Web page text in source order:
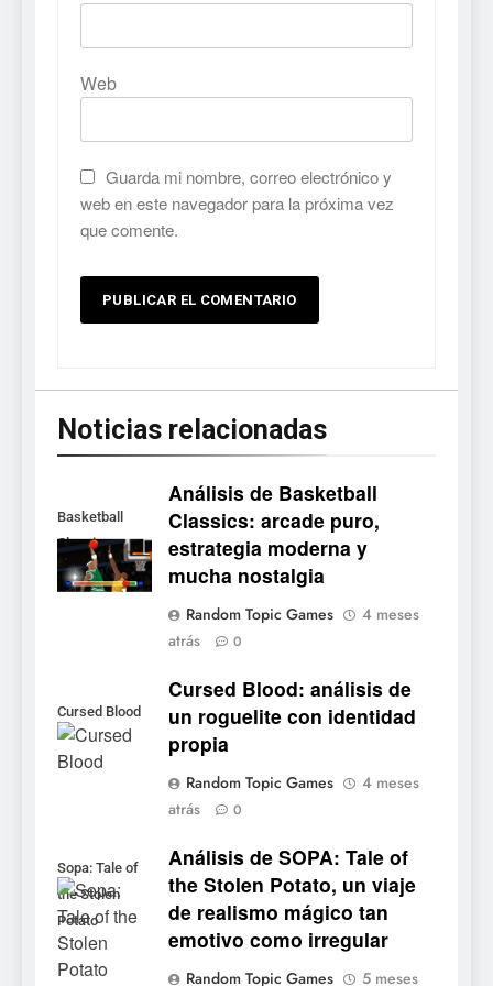
Web
Guarda mi nombre, correo electrónico y
web en este navegador para la próxima vez
que comente.
Noticias relacionadas
Basketball
Classics
Análisis de Basketball
Classics: arcade puro,
estrategia moderna y
mucha nostalgia
Random Topic Games
4 meses
atrás
0
Cursed Blood
Cursed Blood: análisis de
un roguelite con identidad
propia
Random Topic Games
4 meses
atrás
0
Sopa: Tale of
the Stolen
Potato
Análisis de SOPA: Tale of
the Stolen Potato, un viaje
de realismo mágico tan
emotivo como irregular
Random Topic Games
5 meses
5
tendrá su primer CCG digital
para PC y móviles
6
Onimusha: Way of the Sword
lanza demo gratuita y abre
reservas
NOTICIAS DE VIDEOJUEGOS
7
No Rest for the Wicked
confirma su versión 1.0 para
octubre en PS5 y PC
NOTICIAS DE VIDEOJUEGOS